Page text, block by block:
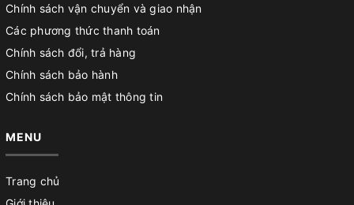
Chính sách vận chuyển và giao nhận
Các phương thức thanh toán
Chính sách đổi, trả hàng
Chính sách bảo hành
Chính sách bảo mật thông tin
MENU
Trang chủ